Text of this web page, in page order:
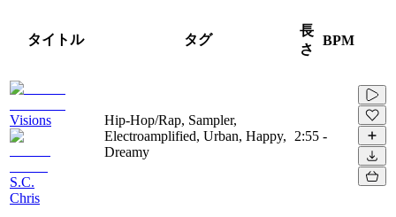
タイトル タグ
長
さ
BPM
Visions
S.C.
Chris
Hip-Hop/Rap, Sampler,
Electroamplified, Urban, Happy,
Dreamy
2:55 -